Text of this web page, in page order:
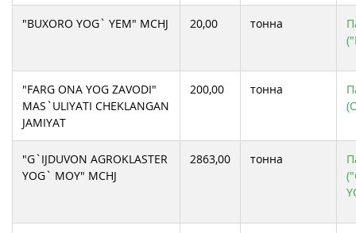
ООО KOSON YOG` KOMBINAT
ООО MUXAMMADALI SIFATLI YOG`LARI
ООО ZAMIN-AGRO OIL
ЧП CHUST BARAKA YOG` MOY
"BUXORO YOG` YEM" MCHJ 20,00 тонна
"FARG ONA YOG ZAVODI"
MAS`ULIYATI CHEKLANGAN
JAMIYAT
200,00 тонна
"G`IJDUVON AGROKLASTER
YOG` MOY" MCHJ
2863,00 тонна